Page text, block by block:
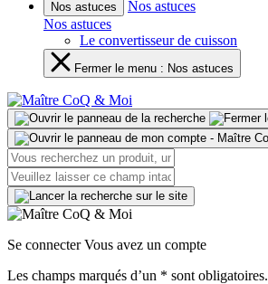
Nos astuces
Nos astuces
Nos astuces
Le convertisseur de cuisson
Fermer le menu : Nos astuces
Se connecter Vous avez un compte
Les champs marqués d’un * sont obligatoires.